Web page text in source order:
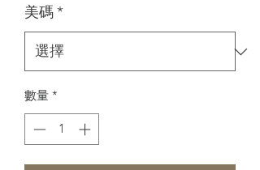
美碼*
數量 *